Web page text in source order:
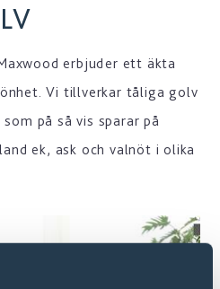
erbjuder ett äkta
Vi tillverkar tåliga golv
på så vis sparar på
ek, ask och valnöt i olika